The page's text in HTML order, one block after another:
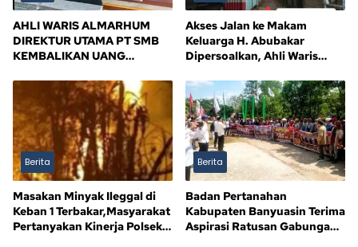
AHLI WARIS ALMARHUM
DIREKTUR UTAMA PT SMB
KEMBALIKAN UANG
MILIAR, SISA Rp116,7 MILIAR
Akses Jalan ke Makam
Keluarga H. Abubakar
Dipersoalkan, Ahli Waris
Berita
Masakan Minyak Ileggal di
Keban 1 Terbakar,Masyarakat
Pertanyakan Kinerja Polsek
Berita
Badan Pertanahan
Kabupaten Banyuasin Terima
Aspirasi Ratusan Gabungan